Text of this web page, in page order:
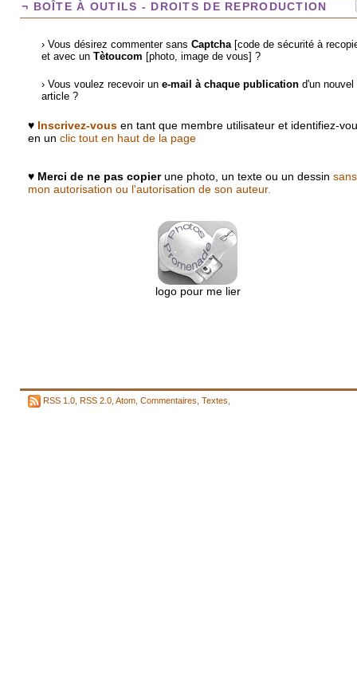
¬ BOÎTE À OUTILS - DROITS DE REPRODUCTION
› Vous désirez commenter sans Captcha [code de sécurité à
et avec un Tètoucom [photo, image de vous] ?
› Vous voulez recevoir un e-mail à chaque publication d'un nouvel
article ?
♥ Inscrivez-vous en tant que membre utilisateur et identifiez-
en un clic tout en haut de la page
♥ Merci de ne pas copierune photo, un texte ou un dessin sans
mon autorisation ou l'autorisation de son auteur.
logo pour me lier
RSS 1.0 RSS 2.0 Atom Commentaires Textes